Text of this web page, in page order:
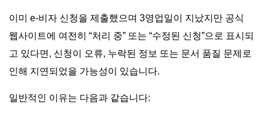
이미 e-비자 신청을 제출했으며 3영업일이 지났지만 공식
웹사이트에 여전히 “처리 중” 또는 “수정된 신청”으로 표시되
고 있다면, 신청이 오류, 누락된 정보 또는 문서 품질 문제로
인해 지연되었을 가능성이 있습니다.
일반적인 이유는 다음과 같습니다: